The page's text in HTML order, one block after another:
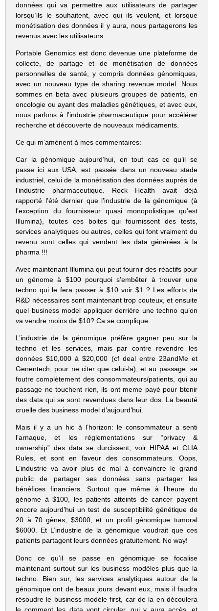
données qui va permettre aux utilisateurs de partager
lorsqu’ils le souhaitent, avec qui ils veulent, et lorsque
monétisation des données il y aura, nous partagerons les
revenus avec les utilisateurs.
Portable Genomics est donc devenue une plateforme de
collecte, de partage et de monétisation de données
personnelles de santé, y compris données génomiques,
avec un nouveau type de sharing revenue model. Nous
sommes en beta avec plusieurs groupes de patients, en
oncologie ou ayant des maladies génétiques, et avec eux,
nous parlons à l’industrie pharmaceutique pour accélérer
recherche et découverte de nouveaux médicaments.
Ce qui m’amènent à mes commentaires:
Car la génomique aujourd’hui, en tout cas ce qu’il se
passe ici aux USA, est passée dans un nouveau stade
industriel, celui de la monétisation des données auprès de
l’industrie pharmaceutique. Rock Health avait déjà
rapporté l’été dernier que l’industrie de la génomique (à
l’exception du fournisseur quasi monopolistique qu’est
Illumina), toutes ces boites qui fournissent des tests,
services analytiques ou autres, celles qui font vraiment du
revenu sont celles qui vendent les data générées à la
pharma !!!
Avec maintenant Illumina qui peut fournir des réactifs pour
un génome à $100 pourquoi s’embêter à trouver une
techno qui le fera passer à $10 voir $1 ? Les efforts de
R&D nécessaires sont maintenant trop couteux, et ensuite
quel business model appliquer derrière une techno qu’on
va vendre moins de $10? Ca se complique.
L’industrie de la génomique préfère gagner peu sur la
techno et les services, mais par contre revendre les
données $10,000 à $20,000 (cf deal entre 23andMe et
Genentech, pour ne citer que celui-la), et au passage, se
foutre complètement des consommateurs/patients, qui au
passage ne touchent rien, ils ont meme payé pour btenir
des data qui se sont revendues dans leur dos. La beauté
cruelle des business model d’aujourd’hui.
Mais il y a un hic à l’horizon: le consommateur a senti
l’arnaque, et les réglementations sur “privacy &
ownership” des data se durcissent, voir HIPAA et CLIA
Rules, et sont en faveur des consommateurs. Oops,
L’industrie va avoir plus de mal à convaincre le grand
public de partager ses données sans partager les
bénéfices financiers. Surtout que même à l’heure du
génome à $100, les patients atteints de cancer payent
encore aujourd’hui un test de susceptibilité génétique de
20 à 70 gènes, $3000, et un profil génomique tumoral
$6000. Et L’industrie de la génomique voudrait que ces
patients partagent leurs données gratuitement. No way!
Donc ce qu’il se passe en génomique se focalise
maintenant surtout sur les business modèles plus que la
techno. Bien sur, les services analytiques autour de la
génomique ont de beaux jours devant eux, mais il faudra
résoudre le business modèle first, car de la en découlera
le comment les data vont circuler, qui y aura accès, et